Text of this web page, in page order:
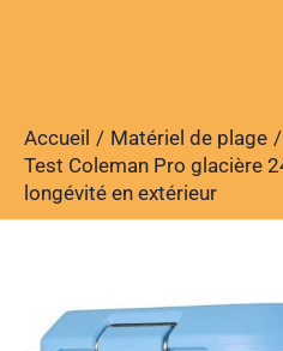
Accueil
Matériel de plage
Test Coleman Pro glacière
longévité en extérieur